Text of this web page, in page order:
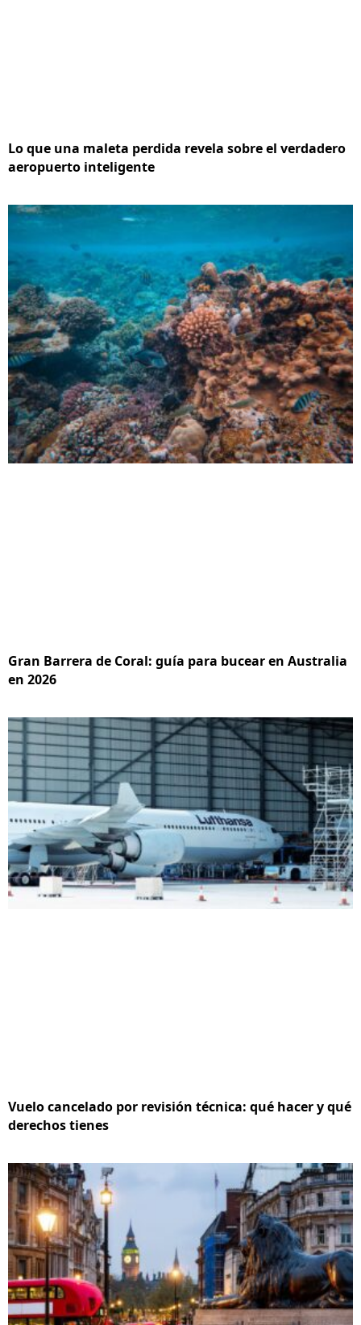
Lo que una maleta perdida revela sobre el verdadero
aeropuerto inteligente
Gran Barrera de Coral: guía para bucear en Australia
en 2026
Vuelo cancelado por revisión técnica: qué hacer y qué
derechos tienes